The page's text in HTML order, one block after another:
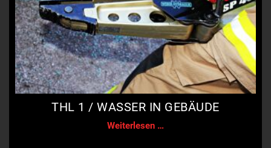
THL 1 / WASSER IN GEBÄUDE
Weiterlesen …THL